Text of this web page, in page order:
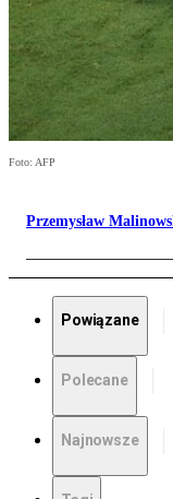
Foto: AFP
Przemysław
Powiązane
Polecane
Najnowsze